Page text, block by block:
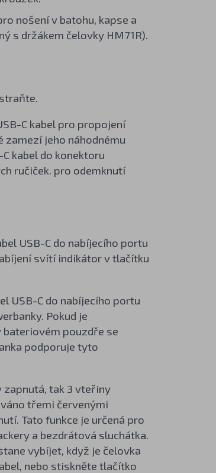
nošení v batohu, kapse a
s držákem čelovky HM71R).
C kabel pro propojení
zamezí jeho náhodnému
kabel do konektoru
ručiček. pro odemknutí
USB-C do nabíjecího portu
svítí indikátor v tlačítku
USB-C do nabíjecího portu
Pokud je
pouzdře se
podporuje tyto
zapnutá, tak 3 vteřiny
třemi červenými
Tato funkce je určená pro
a bezdrátová sluchátka.
vybíjet, když je čelovka
nebo stiskněte tlačítko